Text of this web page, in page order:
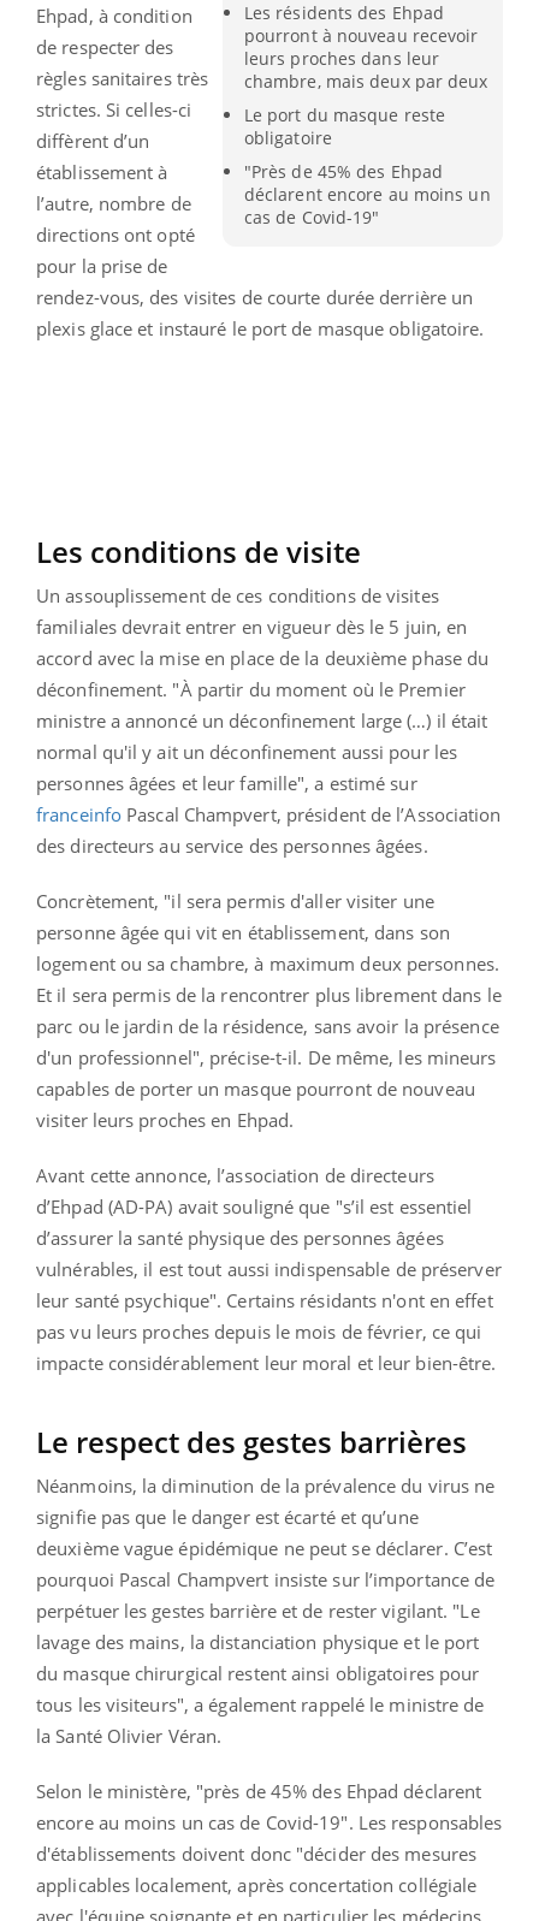
Les résidents des Ehpad
pourront à nouveau recevoir
leurs proches dans leur
chambre, mais deux par deux
Le port du masque reste
obligatoire
"Près de 45% des Ehpad
déclarent encore au moins un
cas de Covid-19"
Ehpad, à condition
de respecter des
règles sanitaires très
strictes. Si celles-ci
diffèrent d’un
établissement à
l’autre, nombre de
directions ont opté
pour la prise de
rendez-vous, des visites de courte durée derrière un
plexis glace et instauré le port de masque obligatoire.
Les conditions de visite
Un assouplissement de ces conditions de visites
familiales devrait entrer en vigueur dès le 5 juin, en
accord avec la mise en place de la deuxième phase du
déconfinement. "À partir du moment où le Premier
ministre a annoncé un déconfinement large (…) il était
normal qu'il y ait un déconfinement aussi pour les
personnes âgées et leur famille", a estimé sur
franceinfo Pascal Champvert, président de l’Association
des directeurs au service des personnes âgées.
Concrètement, "il sera permis d'aller visiter une
personne âgée qui vit en établissement, dans son
logement ou sa chambre, à maximum deux personnes.
Et il sera permis de la rencontrer plus librement dans le
parc ou le jardin de la résidence, sans avoir la présence
d'un professionnel", précise-t-il. De même, les mineurs
capables de porter un masque pourront de nouveau
visiter leurs proches en Ehpad.
Avant cette annonce, l’association de directeurs
d’Ehpad (AD-PA) avait souligné que "s’il est essentiel
d’assurer la santé physique des personnes âgées
vulnérables, il est tout aussi indispensable de préserver
leur santé psychique". Certains résidants n'ont en effet
pas vu leurs proches depuis le mois de février, ce qui
impacte considérablement leur moral et leur bien-être.
Le respect des gestes barrières
Néanmoins, la diminution de la prévalence du virus ne
signifie pas que le danger est écarté et qu’une
deuxième vague épidémique ne peut se déclarer. C’est
pourquoi Pascal Champvert insiste sur l’importance de
perpétuer les gestes barrière et de rester vigilant. "Le
lavage des mains, la distanciation physique et le port
du masque chirurgical restent ainsi obligatoires pour
tous les visiteurs", a également rappelé le ministre de
la Santé Olivier Véran.
Selon le ministère, "près de 45% des Ehpad déclarent
encore au moins un cas de Covid-19". Les responsables
d'établissements doivent donc "décider des mesures
applicables localement, après concertation collégiale
avec l'équipe soignante et en particulier les médecins